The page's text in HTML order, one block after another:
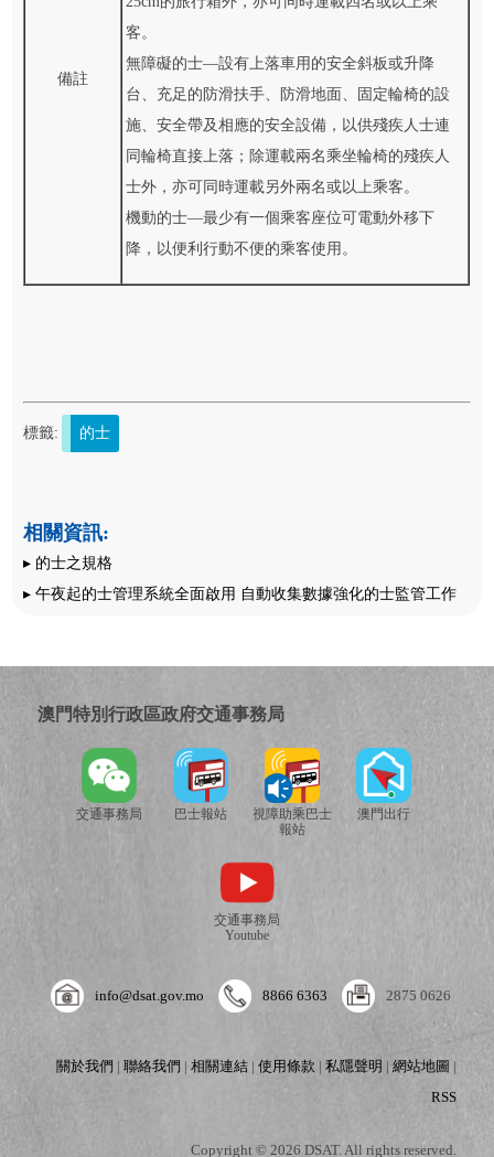
備註
客。
無障礙的士—設有上落車用的安全斜板或升降
台、充足的防滑扶手、防滑地面、固定輪椅的設
施、安全帶及相應的安全設備，以供殘疾人士連
同輪椅直接上落；除運載兩名乘坐輪椅的殘疾人
士外，亦可同時運載另外兩名或以上乘客。
機動的士—最少有一個乘客座位可電動外移下
降，以便利行動不便的乘客使用。
標籤: 的士
相關資訊:
▸ 的士之規格
▸ 午夜起的士管理系統全面啟用 自動收集數據強化的士監管工作
澳門特別行政區政府交通事務局
交通事務局 巴士報站
視障助乘巴士
報站
澳門出行
交通事務局
Youtube
info@dsat.gov.mo 8866 6363 2875 0626
關於我們 |聯絡我們 |相關連結 |使用條款 |私隱聲明 |網站地圖 |
RSS
Copyright © 2026 DSAT. All rights reserved.